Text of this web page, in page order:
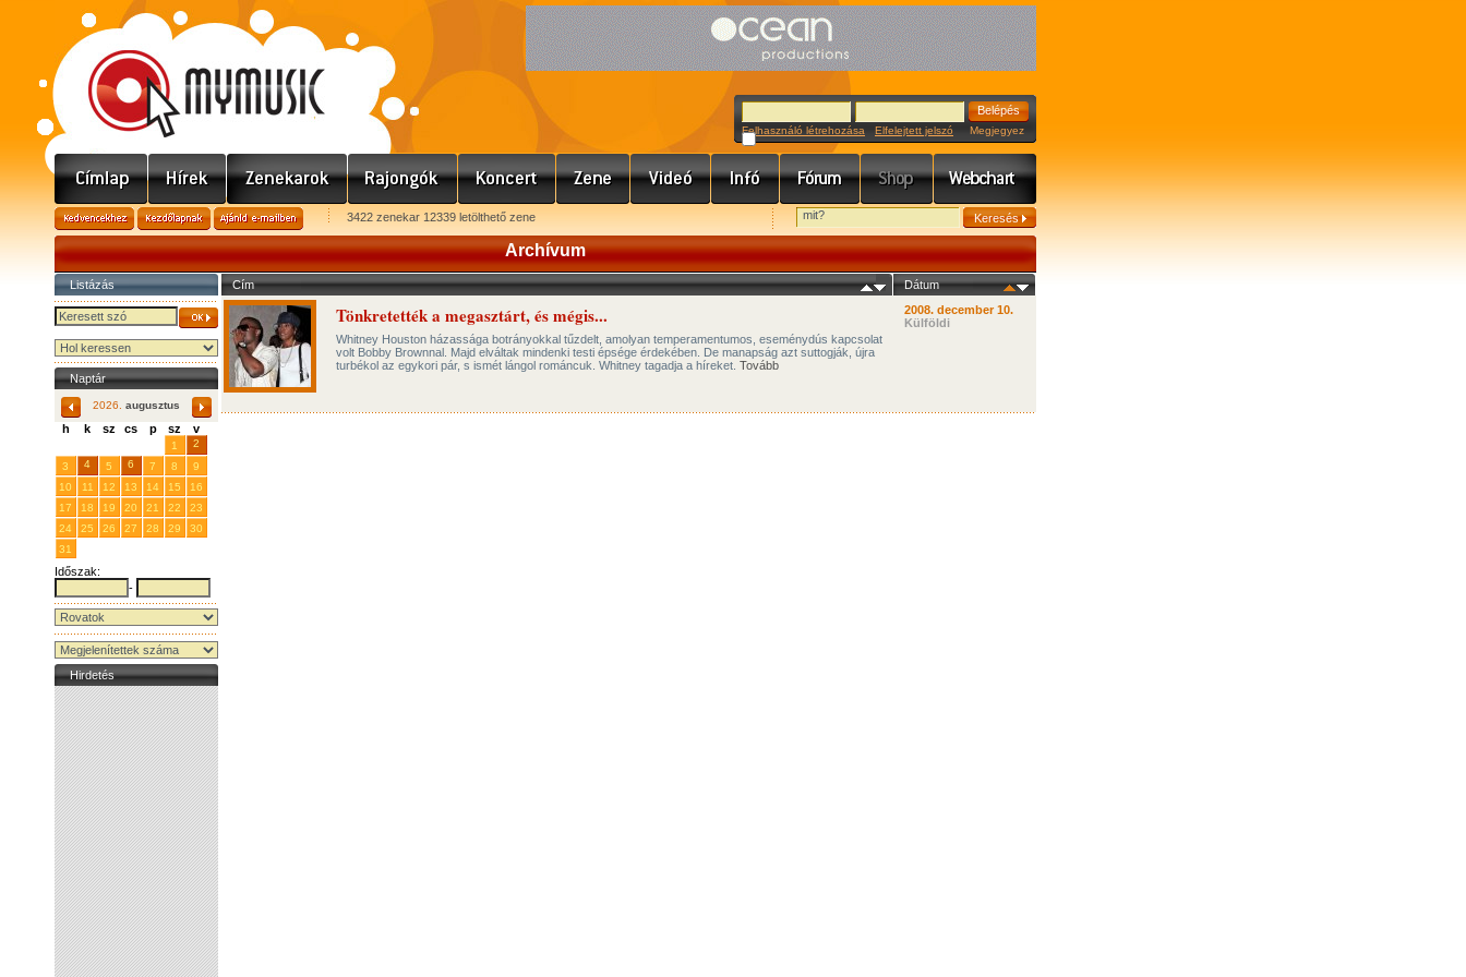
Felhasználó létrehozása Elfelejtett jelszó Megjegyez
3422 zenekar 12339 letölthető zene
Archívum
Listázás
Naptár
2026. augusztus
h k sz cs p sz v
1
2
3
4 5 6 7 8
9
10
11 12 13 14 15
16
17
18 19 20 21 22
23
24
25 26 27 28 29
30
31
Időszak:
-
Hirdetés
Cím Dátum
Tönkretették a megasztárt, és mégis...
Whitney Houston házassága botrányokkal tűzdelt, amolyan temperamentumos, eseménydús kapcsolat
volt Bobby Brownnal. Majd elváltak mindenki testi épsége érdekében. De manapság azt suttogják, újra
turbékol az egykori pár, s ismét lángol románcuk. Whitney tagadja a híreket. Tovább
2008. december 10.
Külföldi